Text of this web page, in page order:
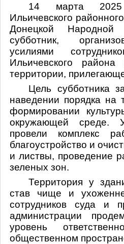
14 марта 2025
Ильичевского
Донецкой Народной
субботник,
усилиями
Ильичевского
территории,
Цель субботника
наведении порядка на
формировании
окружающей среде.
провели комплекс
благоустройство и
и листвы, проведение
зеленых зон.
Территория у
став чище и
сотрудников суда и
администрации
уровень
общественном